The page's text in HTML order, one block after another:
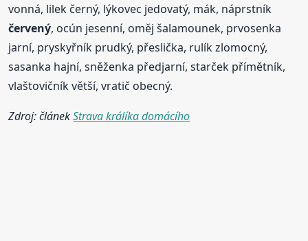
vonná, lilek černý, lýkovec jedovatý, mák, náprstník
červený, ocún jesenní, oměj šalamounek, prvosenka
jarní, pryskyřník prudký, přeslička, rulík zlomocný,
sasanka hajní, sněženka předjarní, starček přímětník,
vlaštovičník větší, vratič obecný.
Zdroj: článekStrava králíka domácího